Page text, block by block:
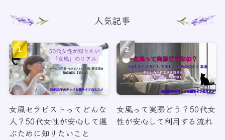
人気記事
女風セラピストってどんな
人？50代女性が安心して選
ぶために知りたいこと
女風って実際どう？50代女
性が安心して利用する流れ